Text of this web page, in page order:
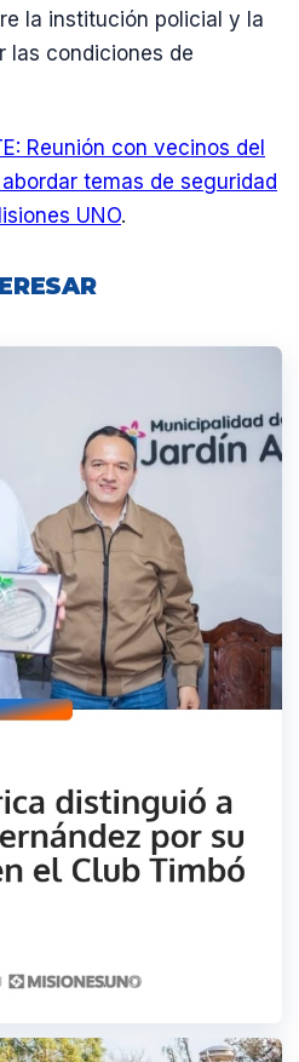
la institución policial y la
las condiciones de
Reunión con vecinos del
temas de seguridad
UNO.